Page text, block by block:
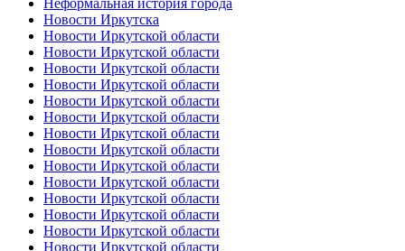
Новости Иркутска
Новости Иркутской области
Новости Иркутской области
Новости Иркутской области
Новости Иркутской области
Новости Иркутской области
Новости Иркутской области
Новости Иркутской области
Новости Иркутской области
Новости Иркутской области
Новости Иркутской области
Новости Иркутской области
Новости Иркутской области
Новости Иркутской области
Новости Иркутской области